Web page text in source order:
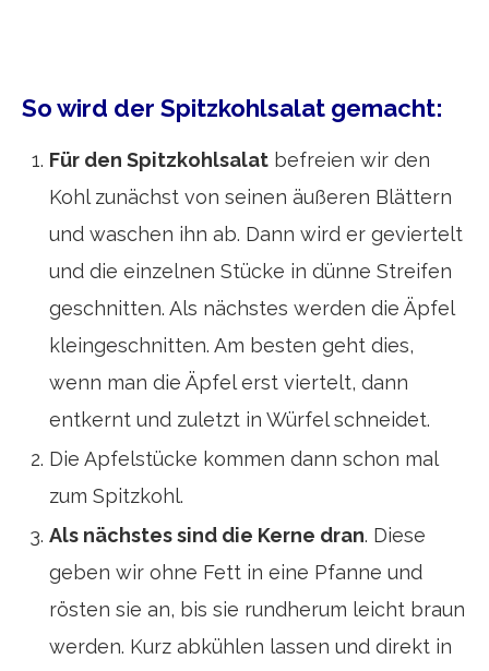
So wird der Spitzkohlsalat gemacht:
Für den Spitzkohlsalat befreien wir den
Kohl zunächst von seinen äußeren Blättern
und waschen ihn ab. Dann wird er geviertelt
und die einzelnen Stücke in dünne Streifen
geschnitten. Als nächstes werden die Äpfel
kleingeschnitten. Am besten geht dies,
wenn man die Äpfel erst viertelt, dann
entkernt und zuletzt in Würfel schneidet.
Die Apfelstücke kommen dann schon mal
zum Spitzkohl.
Als nächstes sind die Kerne dran. Diese
geben wir ohne Fett in eine Pfanne und
rösten sie an, bis sie rundherum leicht braun
werden. Kurz abkühlen lassen und direkt in